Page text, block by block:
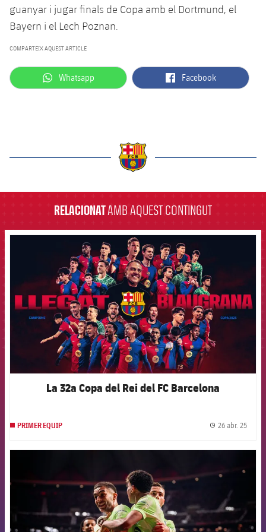
guanyar i jugar finals de Copa amb el Dortmund, el
Bayern i el Lech Poznan.
COMPARTEIX AQUEST ARTICLE
label.aria.whatsapp
Whatsapp label.aria.facebook
Facebook
RELACIONATAMB AQUEST CONTINGUT
FCB Barcelona badge
La 32a Copa del Rei del FC Barcelona
PRIMER EQUIP 26 abr. 25